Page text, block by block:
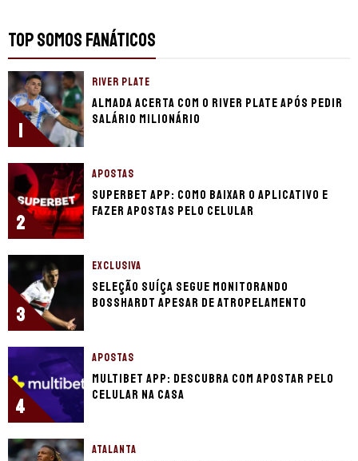
TOP SOMOS FANÁTICOS
1
RIVER PLATE
Almada acerta com o River Plate após pedir
salário milionário
2
APOSTAS
Superbet app: como baixar o aplicativo e
fazer apostas pelo celular
3
EXCLUSIVA
Seleção Suíça segue monitorando
Bosshardt apesar de atropelamento
4
APOSTAS
Multibet app: descubra com apostar pelo
celular na casa
ATALANTA